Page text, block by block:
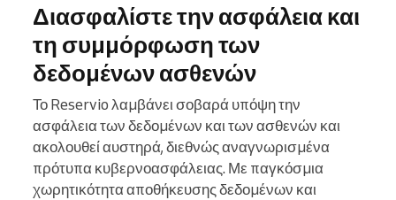
Διασφαλίστε την ασφάλεια και
τη συμμόρφωση των
δεδομένων ασθενών
Το Reservio λαμβάνει σοβαρά υπόψη την
ασφάλεια των δεδομένων και των ασθενών και
ακολουθεί αυστηρά, διεθνώς αναγνωρισμένα
πρότυπα κυβερνοασφάλειας. Με παγκόσμια
χωρητικότητα αποθήκευσης δεδομένων και